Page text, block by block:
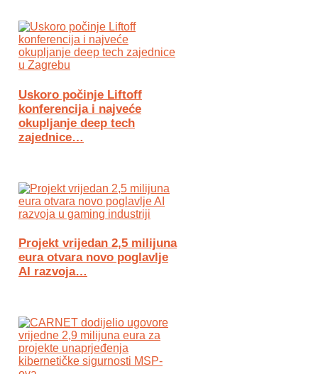
Uskoro počinje Liftoff
konferencija i najveće
okupljanje deep tech
zajednice…
Projekt vrijedan 2,5 milijuna
eura otvara novo poglavlje
AI razvoja…